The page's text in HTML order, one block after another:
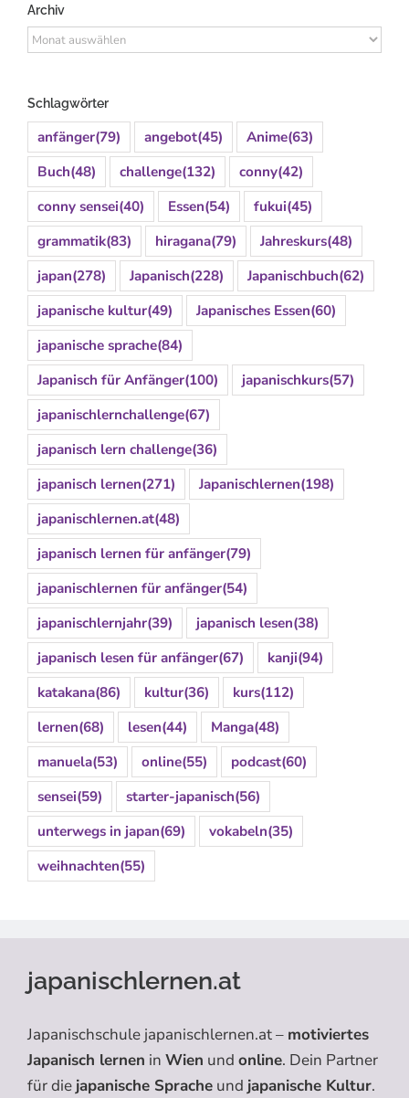
Archiv
Archiv
Schlagwörter
anfänger(79) angebot(45) Anime(63)
Buch(48) challenge(132) conny(42)
conny sensei(40) Essen(54) fukui(45)
grammatik(83) hiragana(79) Jahreskurs(48)
japan(278) Japanisch(228) Japanischbuch(62)
japanische kultur(49) Japanisches Essen(60)
japanische sprache(84)
Japanisch für Anfänger(100) japanischkurs(57)
japanischlernchallenge(67)
japanisch lern challenge(36)
japanisch lernen(271) Japanischlernen(198)
japanischlernen.at(48)
japanisch lernen für anfänger(79)
japanischlernen für anfänger(54)
japanischlernjahr(39) japanisch lesen(38)
japanisch lesen für anfänger(67) kanji(94)
katakana(86) kultur(36) kurs(112)
lernen(68) lesen(44) Manga(48)
manuela(53) online(55) podcast(60)
sensei(59) starter-japanisch(56)
unterwegs in japan(69) vokabeln(35)
weihnachten(55)
japanischlernen.at
Japanischschule japanischlernen.at – motiviertes
Japanisch lernen in Wien und online. Dein Partner
für die japanische Sprache und japanische Kultur.